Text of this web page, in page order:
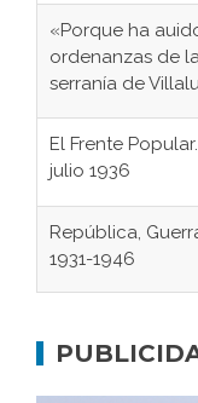
serranía de
El Frente
República,
Gaditanos
concentración
Don Perafán de